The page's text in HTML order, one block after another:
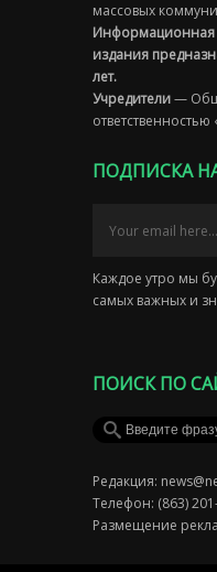
массовых
Информационная
издания
лет.
Учредители—
ПОДПИСКА
Каждое утро мы
самых важных и
ПОИСК ПО
Редакция:
Телефон: (863)
Размещение